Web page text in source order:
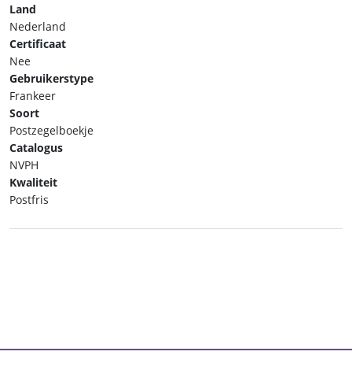
PB
6a
Land
Nederland
Certificaat
Nee
Gebruikerstype
Frankeer
Soort
Postzegelboekje
Catalogus
NVPH
Kwaliteit
Postfris